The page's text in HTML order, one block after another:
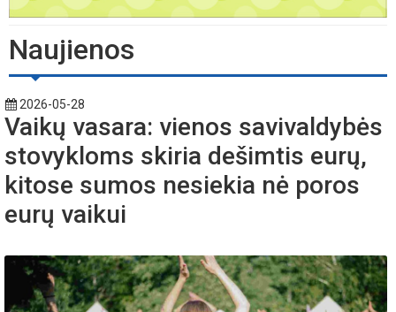
Naujienos
2026-05-28
Vaikų vasara: vienos savivaldybės
stovykloms skiria dešimtis eurų,
kitose sumos nesiekia nė poros
eurų vaikui